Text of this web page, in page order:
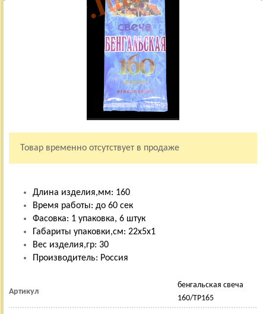
Товар временно отсутствует в продаже
Длина изделия,мм: 160
Время работы: до 60 сек
Фасовка: 1 упаковка, 6 штук
Габариты упаковки,см: 22х5х1
Вес изделия,гр: 30
Производитель: Россия
Артикул
бенгальская свеча
160/ТР165